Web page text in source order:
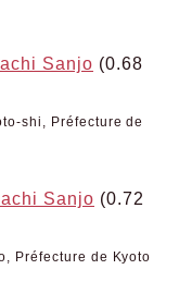
Sanjo (0.68
shi, Préfecture de
Sanjo (0.72
Préfecture de Kyoto